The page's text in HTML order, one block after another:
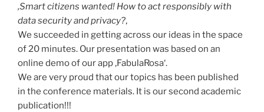
‚Smart citizens wanted! How to act responsibly with
data security and privacy?‚
We succeeded in getting across our ideas in the space
of 20 minutes. Our presentation was based on an
online demo of our app ‚FabulaRosa‘.
We are very proud that our topics has been published
in the conference materials. It is our second academic
publication!!!